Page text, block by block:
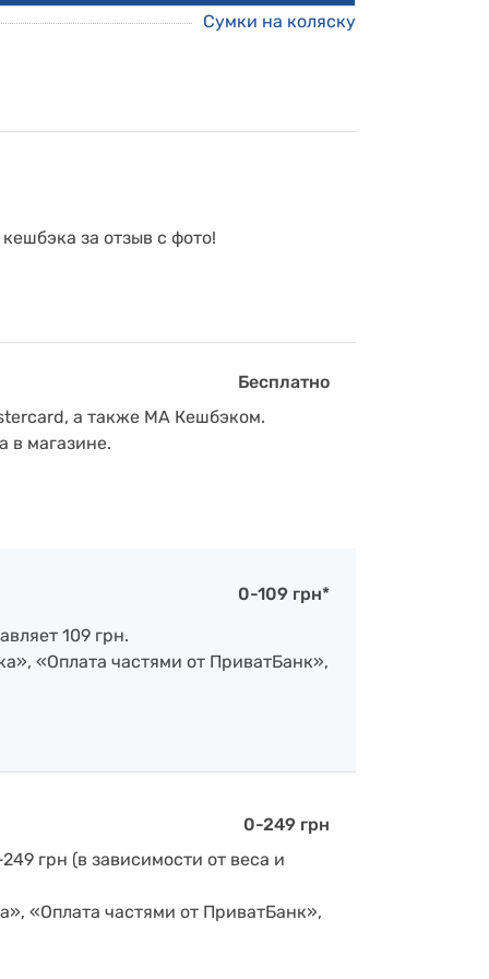
Сумки на коляску
за отзыв с фото!
Бесплатно
а также МА Кешбэком.
в магазине.
0-109 грн*
109 грн.
«Оплата частями от ПриватБанк»,
0-249 грн
грн (в зависимости от веса и
«Оплата частями от ПриватБанк»,